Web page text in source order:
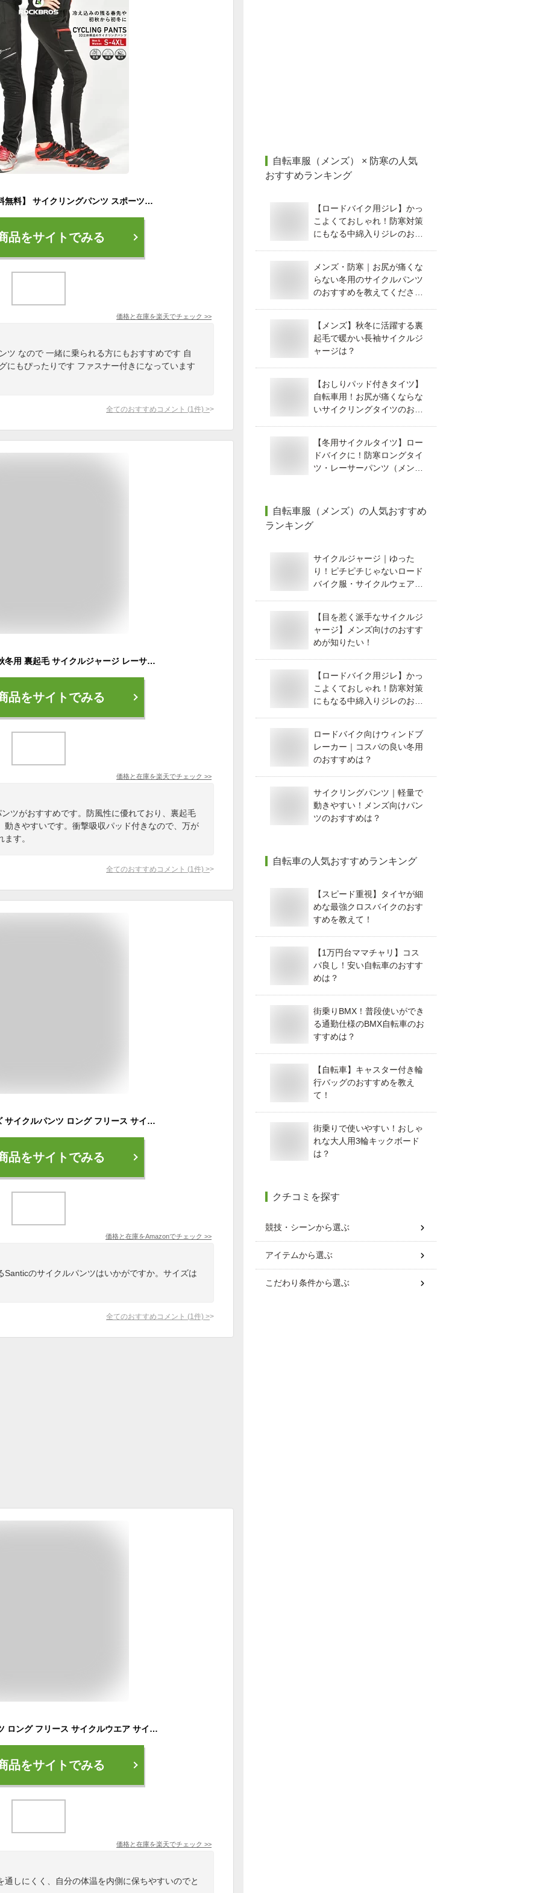
サイクルパンツ 【送料無料】 サイクリングパンツ スポーツウェア サイクルジャージ ズボン ボトムス 自転車 春 秋 防風 裏起毛 裾口ファスナー リフレクトプリント ウエストゴム 家庭洗濯可能 洗濯機洗い対応 薄手 このページはパンツのみ(単品)の販売です RK1004
品をサイトでみる
価格と在庫を楽天でチェック >>
ツ なので 一緒に乗られる方にもおすすめです 自
にもぴったりです ファスナー付きになっています
全てのおすすめコメント (1 件) >
サイクリングパンツ 秋冬用 裏起毛 サイクルジャージ レーサーパンツ 防風 防寒 防風素材 裏起毛素材 立体断裁 衝撃吸収パッド付 ユニセックス 保温性 男女兼用 ウエスト調整 幅広ゴム フラットシーム ロングパンツ カジュアルサイクルパンツ 2032000200 S-4XLサイズ展開
品をサイトでみる
価格と在庫を楽天でチェック >>
ツがおすすめです。防風性に優れており、裏起毛
動きやすいです。衝撃吸収パッド付きなので、万が
す。
全てのおすすめコメント (1 件) >
[サンティック] メンズ サイクルパンツ ロング フリース サイクルウエア サイクルタイツ 防風 防寒 秋冬用 パッドなし 自転車 XL
品をサイトでみる
価格と在庫をAmazonでチェック >>
Santicのサイクルパンツはいかがですか。サイズは
全てのおすすめコメント (1 件) >
メンズ サイクルパンツ ロング フリース サイクルウエア サイクルタイツ 防風 防寒 秋冬用 パッドなし 自転車( ブラック-4004, M)
品をサイトでみる
価格と在庫を楽天でチェック >>
しにくく、自分の体温を内側に保ちやすいのでと
自転車服（メンズ） × 防寒の人気
おすすめランキング
【ロードバイク用ジレ】かっ
こよくておしゃれ！防寒対策
にもなる中綿入りジレのおす
メンズ・防寒｜お尻が痛くな
らない冬用のサイクルパンツ
のおすすめを教えてくださ
【メンズ】秋冬に活躍する裏
起毛で暖かい長袖サイクルジ
ャージは？
【おしりパッド付きタイツ】
自転車用！お尻が痛くならな
いサイクリングタイツのおす
【冬用サイクルタイツ】ロー
ドバイクに！防寒ロングタイ
ツ・レーサーパンツ（メン
自転車服（メンズ） の人気おすすめ
ランキング
サイクルジャージ｜ゆった
り！ピチピチじゃないロード
バイク服・サイクルウェアの
【目を惹く派手なサイクルジ
ャージ】メンズ向けのおすす
めが知りたい！
【ロードバイク用ジレ】かっ
こよくておしゃれ！防寒対策
にもなる中綿入りジレのおす
ロードバイク向けウィンドブ
レーカー｜コスパの良い冬用
のおすすめは？
サイクリングパンツ｜軽量で
動きやすい！メンズ向けパン
ツのおすすめは？
自転車の人気おすすめランキング
【スピード重視】タイヤが細
めな最強クロスバイクのおす
すめを教えて！
【1万円台ママチャリ】コス
パ良し！安い自転車のおすす
めは？
街乗りBMX！普段使いができ
る通勤仕様のBMX自転車のお
すすめは？
【自転車】キャスター付き輪
行バッグのおすすめを教え
て！
街乗りで使いやすい！おしゃ
れな大人用3輪キックボード
は？
クチコミを探す
競技・シーンから選ぶ
アイテムから選ぶ
こだわり条件から選ぶ